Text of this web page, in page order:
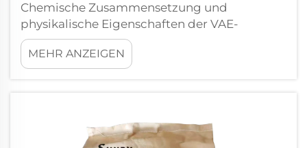
Chemische Zusammensetzung und
physikalische Eigenschaften der VAE-
Emulsion VAE (Vinylacetat-Ethylen)-Emulsion
ist ein wässriger Klebstoff, der durch
Copolymerisation von Vinylacetat- und
feuchtigkeitsbeständiges Polymer...
MEHR ANZEIGEN